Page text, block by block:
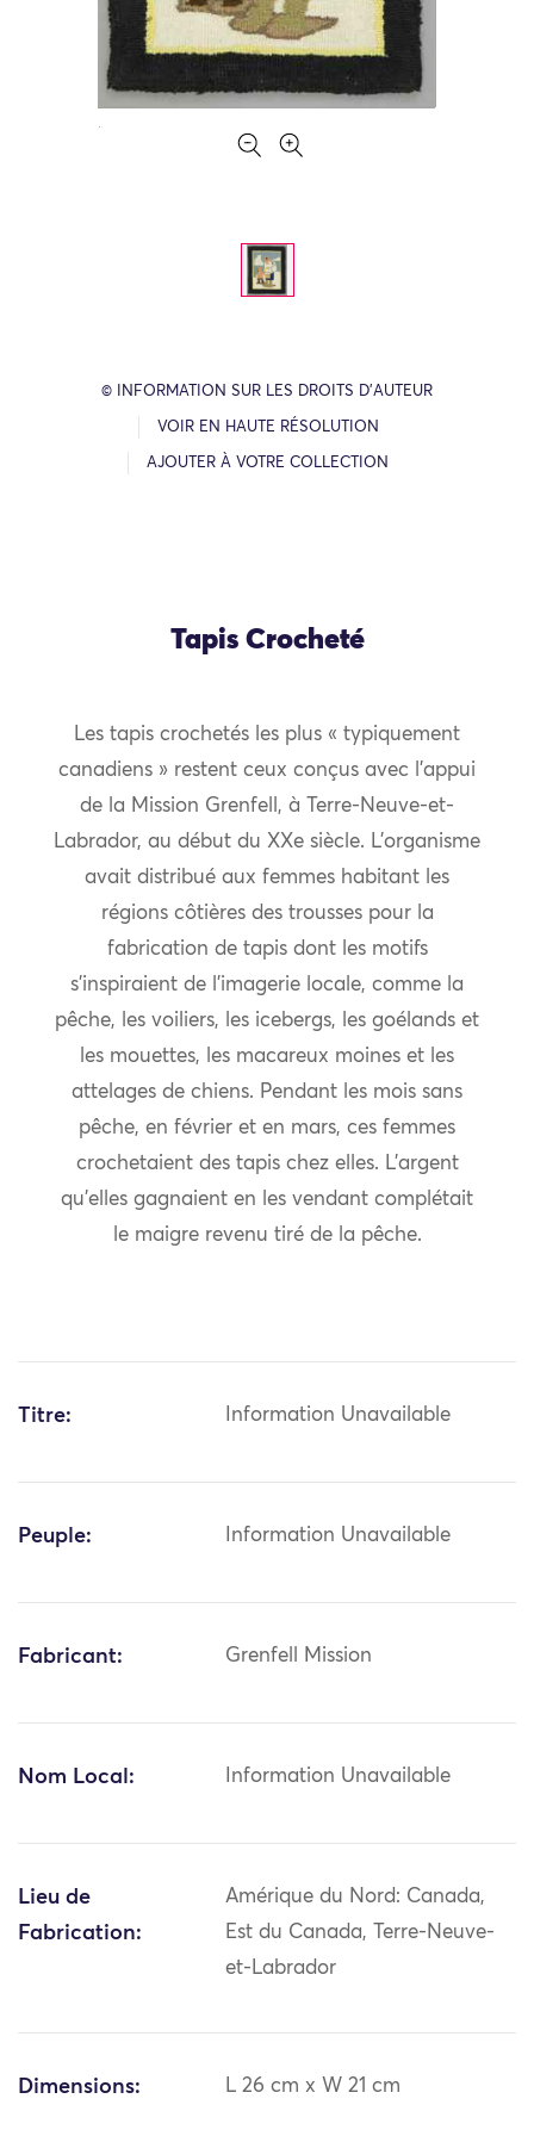
© INFORMATION SUR LES DROITS D’AUTEUR
VOIR EN HAUTE RÉSOLUTION
AJOUTER À VOTRE COLLECTION
Tapis Crocheté
Les tapis crochetés les plus « typiquement
canadiens » restent ceux conçus avec l’appui
de la Mission Grenfell, à Terre-Neuve-et-
Labrador, au début du XXe siècle. L’organisme
avait distribué aux femmes habitant les
régions côtières des trousses pour la
fabrication de tapis dont les motifs
s’inspiraient de l’imagerie locale, comme la
pêche, les voiliers, les icebergs, les goélands et
les mouettes, les macareux moines et les
attelages de chiens. Pendant les mois sans
pêche, en février et en mars, ces femmes
crochetaient des tapis chez elles. L’argent
qu’elles gagnaient en les vendant complétait
le maigre revenu tiré de la pêche.
Titre: Information Unavailable
Peuple: Information Unavailable
Fabricant: Grenfell Mission
Nom Local: Information Unavailable
Lieu de
Fabrication:
Amérique du Nord: Canada,
Est du Canada, Terre-Neuve-
et-Labrador
Dimensions: L 26 cm x W 21 cm